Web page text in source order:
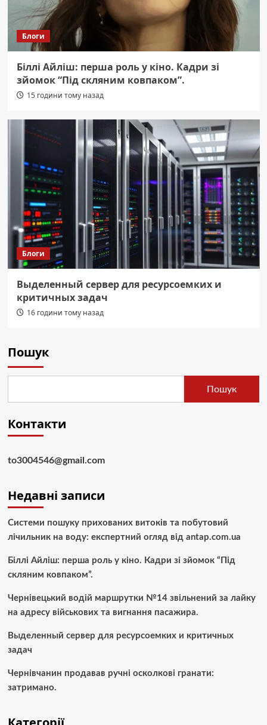
Блоги
Біллі Айліш: перша роль у кіно. Кадри зі
зйомок “Під скляним ковпаком”.
15 години тому назад
Блоги
Выделенный сервер для ресурсоемких и
критичных задач
16 години тому назад
Пошук
Пошук
Контакти
to3004546@gmail.com
Недавні записи
Системи пошуку прихованих витоків та побутовий
лічильник на воду: експертний огляд від antap.com.ua
Біллі Айліш: перша роль у кіно. Кадри зі зйомок “Під
скляним ковпаком”.
Чернівецький водій маршрутки №14 звільнений за лайку
на адресу військових та вигнання пасажира.
Выделенный сервер для ресурсоемких и критичных
задач
Чернівчанин продавав ручні осколкові гранати:
затримано.